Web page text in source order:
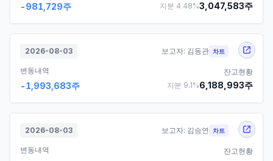
-981,729주
지분 4.48%3,047,583주
2026-08-03 보고자: 김동관 차트
변동내역
-1,993,683주
잔고현황
지분 9.1%6,188,993주
2026-08-03 보고자: 김승연 차트
변동내역
잔고현황